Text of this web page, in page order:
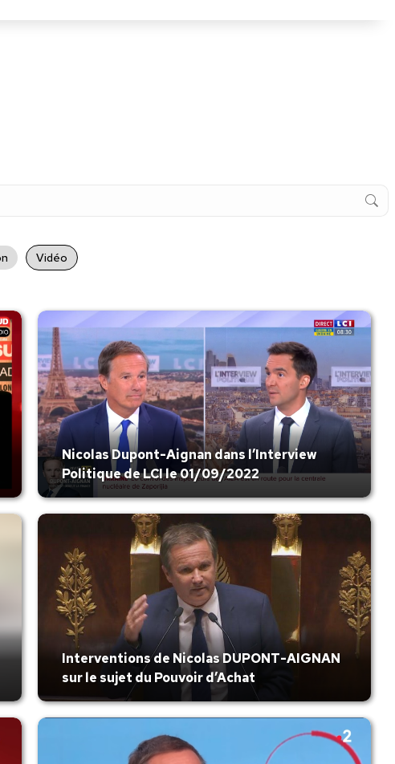
Vidéo
Nicolas Dupont-Aignan dans l’Interview
Politique de LCI le 01/09/2022
Interventions de Nicolas DUPONT-AIGNAN
sur le sujet du Pouvoir d’Achat